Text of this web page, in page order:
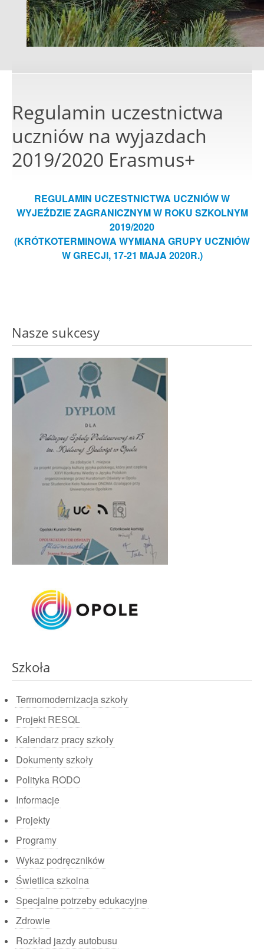
Regulamin uczestnictwa
uczniów na wyjazdach
2019/2020 Erasmus+
REGULAMIN UCZESTNICTWA UCZNIÓW W
WYJEŹDZIE ZAGRANICZNYM W ROKU SZKOLNYM
2019/2020
(KRÓTKOTERMINOWA WYMIANA GRUPY UCZNIÓW
W GRECJI, 17-21 MAJA 2020R.)
Nasze sukcesy
Szkoła
Termomodernizacja szkoły
Projekt RESQL
Kalendarz pracy szkoły
Dokumenty szkoły
Polityka RODO
Informacje
Projekty
Programy
Wykaz podręczników
Świetlica szkolna
Specjalne potrzeby edukacyjne
Zdrowie
Rozkład jazdy autobusu